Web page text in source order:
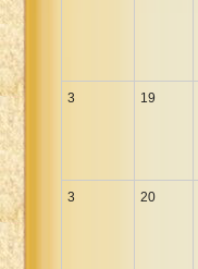
3 19
3 20